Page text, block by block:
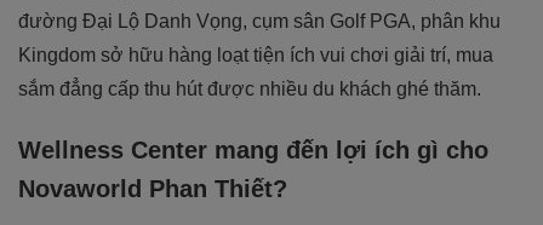
đường Đại Lộ Danh Vọng, cụm sân Golf PGA, phân khu
Kingdom sở hữu hàng loạt tiện ích vui chơi giải trí, mua
sắm đẳng cấp thu hút được nhiều du khách ghé thăm.
Wellness Center mang đến lợi ích gì cho
Novaworld Phan Thiết?